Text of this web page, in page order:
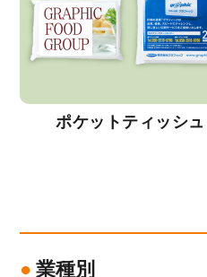
ポケットティッシュ
業種別